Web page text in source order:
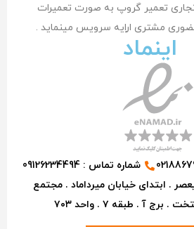
تجاری تعمیر گروپ به صورت تعمیرات
مشتری اراِیه سرویس مینماید .
اینماد
شماره تماس : 09126234494
. ابتدای خیابان میرداماد . مجتمع
. برج آ . طبقه ۷ . واحد ۷۰۳